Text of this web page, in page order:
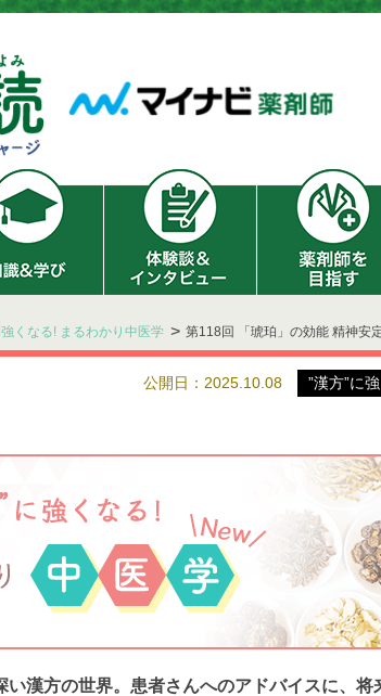
強くなる! まるわかり中医学 第118回 「琥珀」の効能 精神安
公開日：2025.10.08 ”漢方”に
い漢方の世界。患者さんへのアドバイスに、将